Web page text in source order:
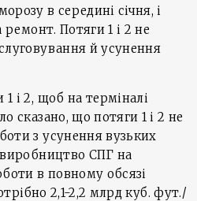
в середині січня, і
ремонт. Потяги 1 і 2 не
й усунення
і 2, щоб на терміналі
сказано, що потяги 1 і 2 не
з усунення вузьких
виробництво СПГ на
в повному обсязі
2,1-2,2 млрд куб. фут./